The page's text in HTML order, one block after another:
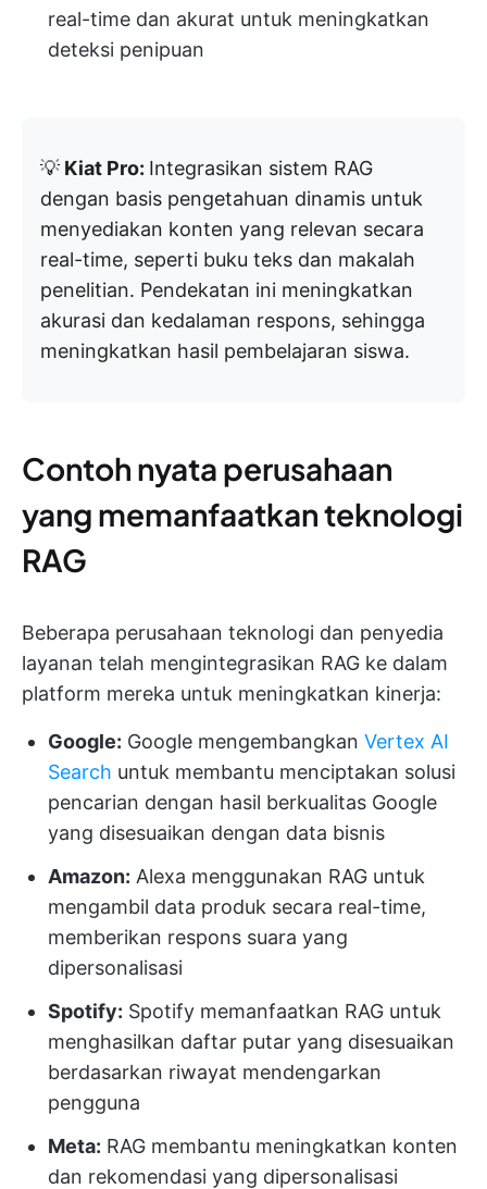
real-time dan akurat untuk meningkatkan
deteksi penipuan
💡 Kiat Pro: Integrasikan sistem RAG
dengan basis pengetahuan dinamis untuk
menyediakan konten yang relevan secara
real-time, seperti buku teks dan makalah
penelitian. Pendekatan ini meningkatkan
akurasi dan kedalaman respons, sehingga
meningkatkan hasil pembelajaran siswa.
Contoh nyata perusahaan
yang memanfaatkan teknologi
RAG
Beberapa perusahaan teknologi dan penyedia
layanan telah mengintegrasikan RAG ke dalam
platform mereka untuk meningkatkan kinerja:
Google: Google mengembangkan Vertex AI
Search untuk membantu menciptakan solusi
pencarian dengan hasil berkualitas Google
yang disesuaikan dengan data bisnis
Amazon: Alexa menggunakan RAG untuk
mengambil data produk secara real-time,
memberikan respons suara yang
dipersonalisasi
Spotify: Spotify memanfaatkan RAG untuk
menghasilkan daftar putar yang disesuaikan
berdasarkan riwayat mendengarkan
pengguna
Meta: RAG membantu meningkatkan konten
dan rekomendasi yang dipersonalisasi